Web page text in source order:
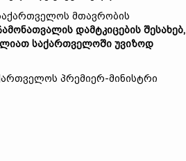
მთავრობის
დამტკიცების შესახებ,
საქართველოში უვიზოდ
პრემიერ-მინისტრი